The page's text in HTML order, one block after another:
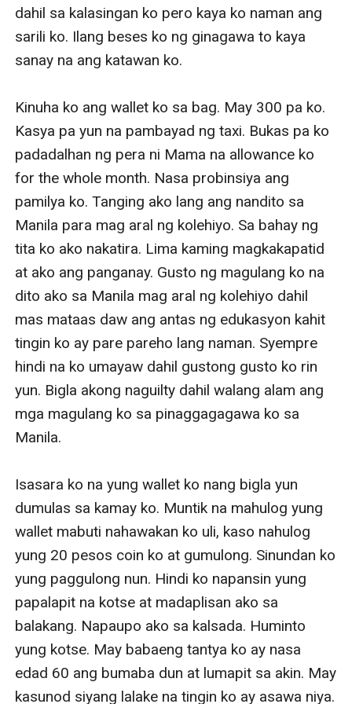
dahil sa kalasingan ko pero kaya ko naman ang
sarili ko. Ilang beses ko ng ginagawa to kaya
sanay na ang katawan ko.
Kinuha ko ang wallet ko sa bag. May 300 pa ko.
Kasya pa yun na pambayad ng taxi. Bukas pa ko
padadalhan ng pera ni Mama na allowance ko
for the whole month. Nasa probinsiya ang
pamilya ko. Tanging ako lang ang nandito sa
Manila para mag aral ng kolehiyo. Sa bahay ng
tita ko ako nakatira. Lima kaming magkakapatid
at ako ang panganay. Gusto ng magulang ko na
dito ako sa Manila mag aral ng kolehiyo dahil
mas mataas daw ang antas ng edukasyon kahit
tingin ko ay pare pareho lang naman. Syempre
hindi na ko umayaw dahil gustong gusto ko rin
yun. Bigla akong naguilty dahil walang alam ang
mga magulang ko sa pinaggagagawa ko sa
Manila.
Isasara ko na yung wallet ko nang bigla yun
dumulas sa kamay ko. Muntik na mahulog yung
wallet mabuti nahawakan ko uli, kaso nahulog
yung 20 pesos coin ko at gumulong. Sinundan ko
yung paggulong nun. Hindi ko napansin yung
papalapit na kotse at madaplisan ako sa
balakang. Napaupo ako sa kalsada. Huminto
yung kotse. May babaeng tantya ko ay nasa
edad 60 ang bumaba dun at lumapit sa akin. May
kasunod siyang lalake na tingin ko ay asawa niya.